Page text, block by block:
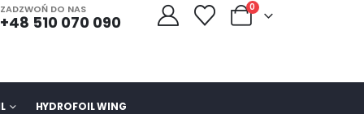
ZADZWOŃ DO NAS
+48 510 070 090
0
HYDROFOIL WING